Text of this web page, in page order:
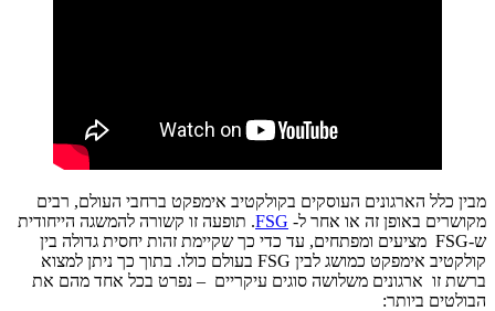
מבין כלל הארגונים העוסקים בקולקטיב אימפקט ברחבי העולם, רבים
מקושרים באופן זה או אחר ל- FSG. תופעה זו קשורה להמשגה הייחודית
ש-FSG מציעים ומפתחים, עד כדי כך שקיימת זהות יחסית גדולה בין
קולקטיב אימפקט כמושג לבין FSG בעולם כולו. בתוך כך ניתן למצוא
ברשת זו ארגונים משלושה סוגים עיקריים – נפרט בכל אחד מהם את
הבולטים ביותר: